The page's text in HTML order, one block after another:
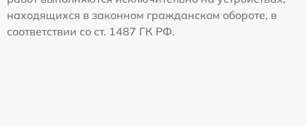
находящихся в законном гражданском обороте, в
соответствии со ст. 1487 ГК РФ.